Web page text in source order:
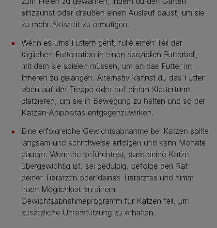
einzäunst oder draußen einen Auslauf baust, um sie
zu mehr Aktivität zu ermutigen.
Wenn es ums Füttern geht, fülle einen Teil der
täglichen Futterration in einen speziellen Futterball,
mit dem sie spielen müssen, um an das Futter im
Inneren zu gelangen. Alternativ kannst du das Futter
oben auf der Treppe oder auf einem Kletterturm
platzieren, um sie in Bewegung zu halten und so der
Katzen-Adipositas entgegenzuwirken.
Eine erfolgreiche Gewichtsabnahme bei Katzen sollte
langsam und schrittweise erfolgen und kann Monate
dauern. Wenn du befürchtest, dass deine Katze
übergewichtig ist, sei geduldig, befolge den Rat
deiner Tierärztin oder deines Tierarztes und nimm
nach Möglichkeit an einem
Gewichtsabnahmeprogramm für Katzen teil, um
zusätzliche Unterstützung zu erhalten.